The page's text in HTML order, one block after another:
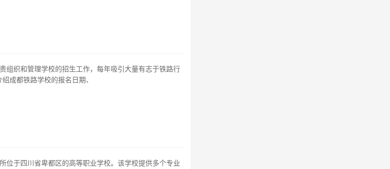
成都铁路学校的报名日期、